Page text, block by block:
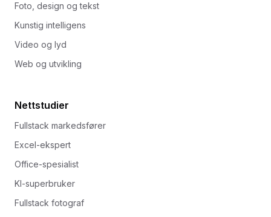
Foto, design og tekst
Kunstig intelligens
Video og lyd
Web og utvikling
Nettstudier
Fullstack markedsfører
Excel-ekspert
Office-spesialist
KI-superbruker
Fullstack fotograf